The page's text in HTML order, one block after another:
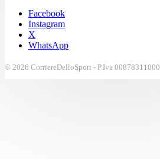
Facebook
Instagram
X
WhatsApp
© 2026 CorriereDelloSport - P.Iva 00878311000